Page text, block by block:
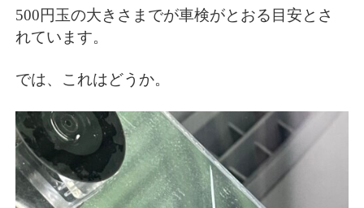
500円玉の大きさまでが車検がとおる目安とさ
れています。
では、これはどうか。